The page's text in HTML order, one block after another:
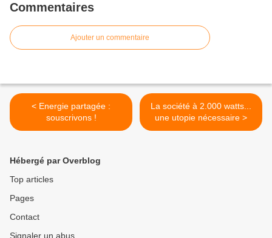
Commentaires
Ajouter un commentaire
< Energie partagée :
souscrivons !
La société à 2.000 watts...
une utopie nécessaire >
Hébergé par Overblog
Top articles
Pages
Contact
Signaler un abus